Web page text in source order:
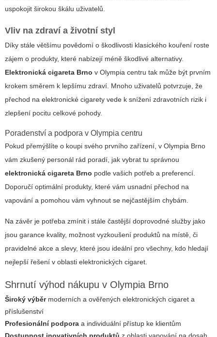
uspokojit širokou škálu uživatelů.
Vliv na zdraví a životní styl
Díky stále většímu povědomí o škodlivosti klasického kouření roste
zájem o produkty, které nabízejí méně škodlivé alternativy.
Elektronická cigareta Brno v Olympia centru tak může být prvním
krokem směrem k lepšímu zdraví. Mnoho uživatelů potvrzuje, že
přechod na elektronické cigarety vede k snížení zdravotních rizik i
zlepšení pocitu celkové pohody.
Poradenství a podpora v Olympia centru
Pokud přemýšlíte o koupi svého prvního zařízení, v Olympia Brno
vám zkušený personál rád poradí, jak vybrat tu správnou
elektronická cigareta Brno podle vašich potřeb a preferencí.
Doporučí optimální produkty, které vám usnadní přechod na
vapování a pomohou vám vyhnout se nejčastějším chybám.
Na závěr je potřeba zmínit i stále častější doprovodné služby jako
jsou garance kvality, možnost vyzkoušení produktů na místě, či
pravidelné akce a slevy, které jsou ideální pro všechny, kdo hledají
nejlepší řešení v oblasti elektronických cigaret.
Shrnutí výhod nákupu v Olympia Brno
Široký výběrmoderních a ověřených elektronických cigaret a
příslušenství
Profesionální podpora a individuální přístup ke klientům